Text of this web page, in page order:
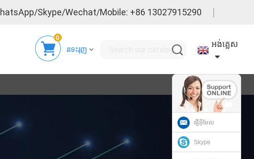
Skype/Wechat/Mobile: +86 13027915290
រទេះរុញ
0
អង់គ្លេស
ផ្ញើអ៊ីមែល
Skype